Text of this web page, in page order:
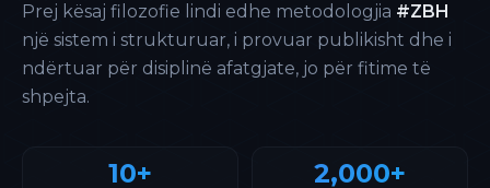
Prej kësaj filozofie lindi edhe metodologjia #ZBH
një sistem i strukturuar, i provuar publikisht dhe i
ndërtuar për disiplinë afatgjate, jo për fitime të
shpejta.
10+ 2,000+